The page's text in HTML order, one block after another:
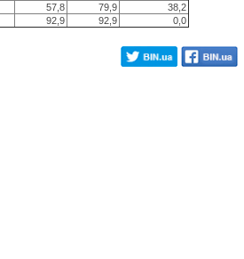
57,8 79,9
38,2
92,9 92,9 0,0